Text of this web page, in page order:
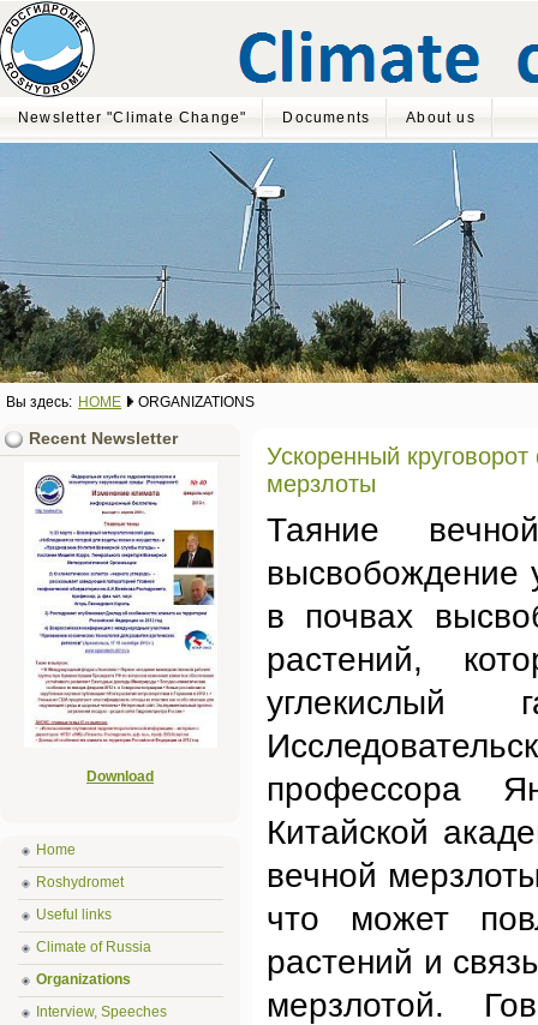
Newsletter "Climate Change" Documents About us
Вы здесь: HOME ORGANIZATIONS
Ускоренный
мерзлоты
Таяние
высвобождение
в почвах
растений,
углекислый
профессора
Китайской
вечной
что может
растений и
мерзлотой.
Recent Newsletter
Download
Home
Roshydromet
Useful links
Climate of Russia
Organizations
Interview, Speeches